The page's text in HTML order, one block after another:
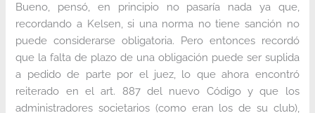
Bueno, pensó, en principio no pasaría nada ya que,
recordando a Kelsen, si una norma no tiene sanción no
puede considerarse obligatoria. Pero entonces recordó
que la falta de plazo de una obligación puede ser suplida
a pedido de parte por el juez, lo que ahora encontró
reiterado en el art. 887 del nuevo Código y que los
administradores societarios (como eran los de su club),